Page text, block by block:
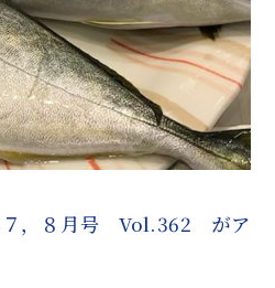
７，８月号 Vol.362 がア